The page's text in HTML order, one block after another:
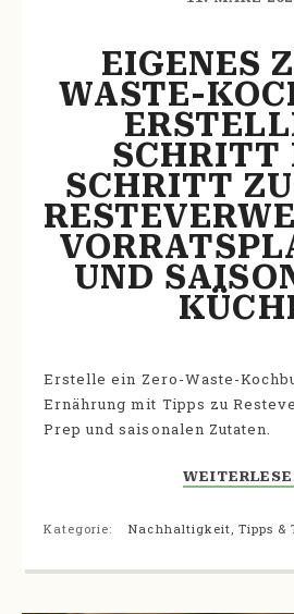
EIGENES
WASTE-
SCHRITT
SCHRITT
UND
Erstelle ein Zero-Waste-
Ernährung mit Tipps zu
Prep und saisonalen Zutaten.
Kategorie: Nachhaltigkeit,Tipps &